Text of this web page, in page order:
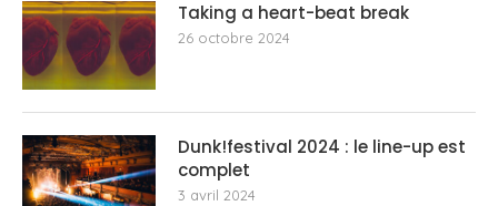
Taking a heart-beat break
26 octobre 2024
Dunk!festival 2024 : le line-up est
complet
3 avril 2024